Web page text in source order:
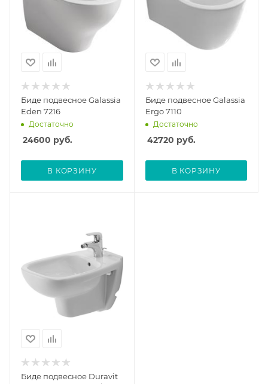
Биде подвесное Galassia
Eden 7216
Достаточно
24600 руб.
В КОРЗИНУ
Биде подвесное Galassia
Ergo 7110
Достаточно
42720 руб.
В КОРЗИНУ
Биде подвесное Duravit